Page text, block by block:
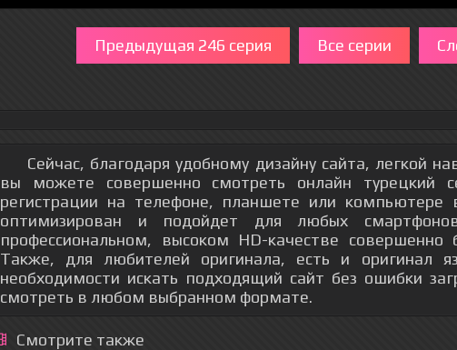
Предыдущая 246 серия Все серии
Сейчас, благодаря удобному дизайну сайта, легкой
вы можете совершенно смотреть онлайн турецкий
регистрации на телефоне, планшете или
оптимизирован и подойдет для любых
профессиональном, высоком HD-качестве совершенно
Также, для любителей оригинала, есть и оригинал
необходимости искать подходящий сайт без ошибки
смотреть в любом выбранном формате.
Смотрите также